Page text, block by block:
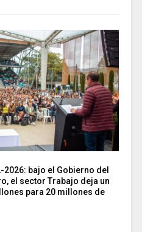
2026: bajo el Gobierno del
el sector Trabajo deja un
para 20 millones de